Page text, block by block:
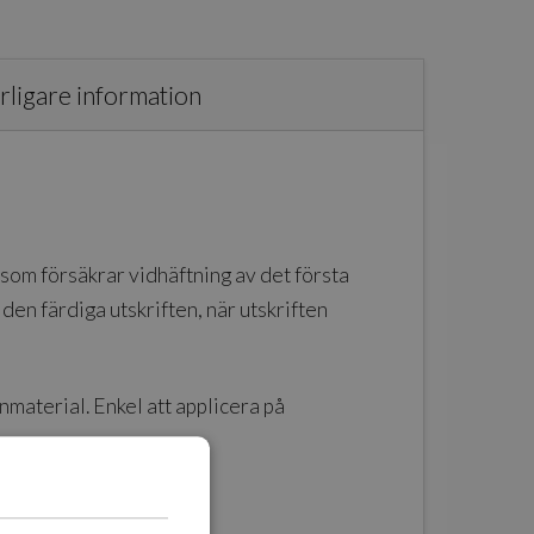
information
försäkrar vidhäftning av det första
färdiga utskriften, när utskriften
Enkel att applicera på